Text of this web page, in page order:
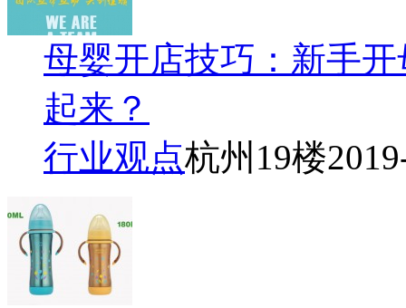
母婴开店技巧：新手
起来？
行业观点杭州19楼